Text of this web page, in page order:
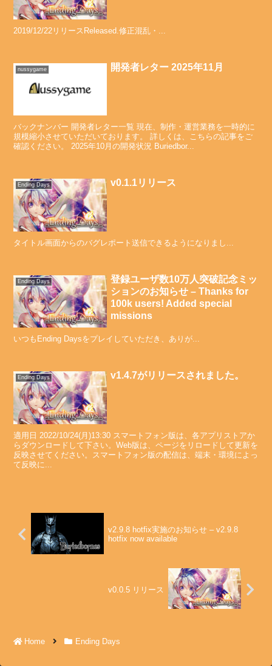
2019/12/22リリースReleased.修正混乱・...
nussygame 開発者レター 2025年11月
バックナンバー 開発者レター一覧 現在、制作・運営業務を一時的に
規模縮小させていただいております。 詳しくは、こちらの記事をご
確認ください。 2025年10月の開発状況 Buriedbor...
Ending Days v0.1.1リリース
タイトル画面からのバグレポート送信できるようになりまし...
Ending Days
登録ユーザ数10万人突破記念ミッ
ションのお知らせ – Thanks for
100k users! Added special
missions
いつもEnding Daysをプレイしていただき、ありが...
Ending Days v1.4.7がリリースされました。
適用日 2022/10/24(月)13:30 スマートフォン版は、各アプリストアか
らダウンロードして下さい。Web版は、ページをリロードして更新を
反映させてください。スマートフォン版の配信は、端末・環境によっ
て反映に...
v2.9.8 hotfix実施のお知らせ – v2.9.8
hotfix now available
v0.0.5 リリース
Home Ending Days